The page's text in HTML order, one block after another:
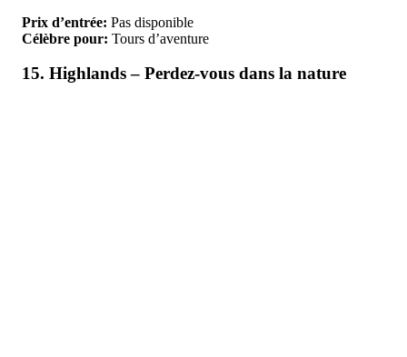
Prix d’entrée: Pas disponible
Célèbre pour: Tours d’aventure
15. Highlands – Perdez-vous dans la nature